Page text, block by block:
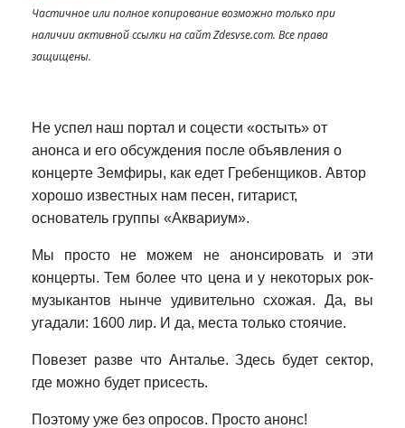
Частичное или полное копирование возможно только при
наличии активной ссылки на сайт Zdesvse.com. Все права
защищены.
Не успел наш портал и соцести «остыть» от
анонса и его обсуждения после объявления о
концерте Земфиры, как едет Гребенщиков. Автор
хорошо известных нам песен, гитарист,
основатель группы «Аквариум».
Мы просто не можем не анонсировать и эти
концерты. Тем более что цена и у некоторых рок-
музыкантов нынче удивительно схожая. Да, вы
угадали: 1600 лир. И да, места только стоячие.
Повезет разве что Анталье. Здесь будет сектор,
где можно будет присесть.
Поэтому уже без опросов. Просто анонс!